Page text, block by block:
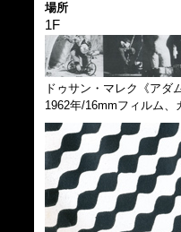
場所
1F
ドゥサン・マレク《アダ
1962年/16mmフィルム